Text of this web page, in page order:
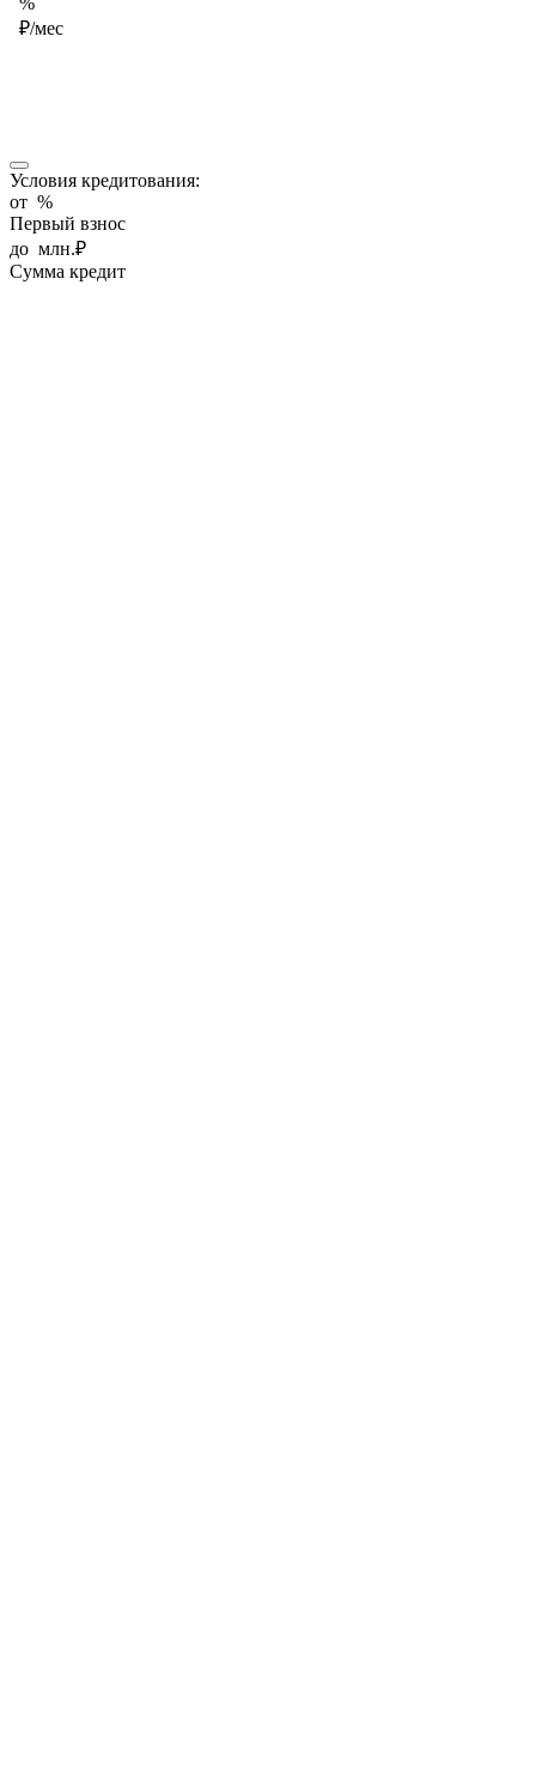
₽/мес
Условия кредитования:
от %
Первый взнос
до млн.₽
Сумма кредит